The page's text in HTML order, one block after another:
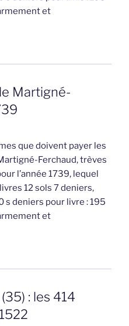
et
Martigné-
que doivent payer les
Ferchaud, trèves
l’année 1739, lequel
12 sols 7 deniers,
s deniers pour livre : 195
et
: les 414